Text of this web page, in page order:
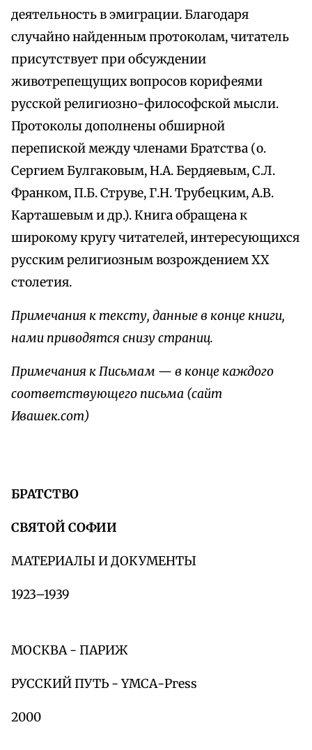
деятельность в эмиграции. Благодаря
случайно найденным протоколам, читатель
присутствует при обсуждении
животрепещущих вопросов корифеями
русской религиозно-философской мысли.
Протоколы дополнены обширной
перепиской между членами Братства (о.
Сергием Булгаковым, Н.А. Бердяевым, С.Л.
Франком, П.Б. Струве, Г.Н. Трубецким, А.В.
Карташевым и др.). Книга обращена к
широкому кругу читателей, интересующихся
русским религиозным возрождением XX
столетия.
Примечания к тексту, данные в конце книги,
нами приводятся снизу страниц.
Примечания к Письмам — в конце каждого
соответствующего письма (сайт
Ивашек.com)
БРАТСТВО
СВЯТОЙ СОФИИ
МАТЕРИАЛЫ И ДОКУМЕНТЫ
1923–1939
МОСКВА - ПАРИЖ
РУССКИЙ ПУТЬ - YМСА-Ргеss
2000